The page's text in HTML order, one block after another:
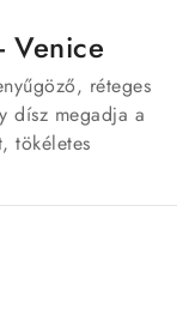
Venice
réteges
dísz megadja a
tökéletes